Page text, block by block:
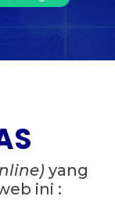
yang
ini :